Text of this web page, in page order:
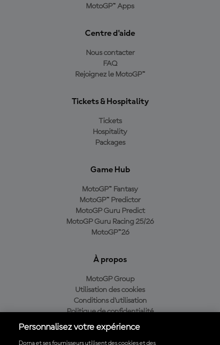
MotoGP™ Apps
Centre d'aide
Nous contacter
FAQ
Rejoignez le MotoGP™
Tickets & Hospitality
Tickets
Hospitality
Packages
Game Hub
MotoGP™ Fantasy
MotoGP™ Predictor
MotoGP Guru Predict
MotoGP Guru Racing 25/26
MotoGP™26
À propos
MotoGP Group
Utilisation des cookies
Conditions d'utilisation
Politique de confidentialité
Politique d’achat
Personnalisez votre expérience
Dorna et ses fournisseurs utilisent des cookies et des